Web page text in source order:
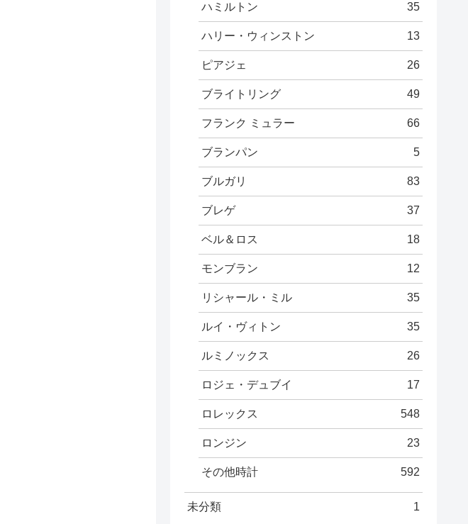
ハミルトン 35
ハリー・ウィンストン 13
ピアジェ 26
ブライトリング 49
フランク ミュラー 66
ブランパン 5
ブルガリ 83
ブレゲ 37
ベル＆ロス 18
モンブラン 12
リシャール・ミル 35
ルイ・ヴィトン 35
ルミノックス 26
ロジェ・デュブイ 17
ロレックス 548
ロンジン 23
その他時計 592
未分類 1